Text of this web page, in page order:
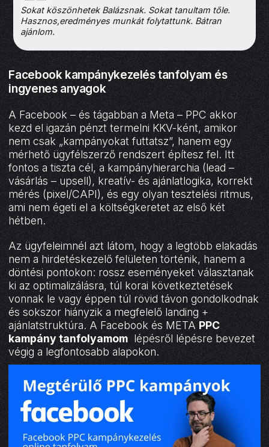
Sokat köszönhetek Balázsnak. Sokat tanultam tőle.
Hasznos,eredményes munkát folytattunk. Bátran
ajánlom.
Facebook kampánykezelés tanfolyam és
ingyenes anyagok
A Facebook – és tágabban a Meta – PPC akkor
kezd el igazán pénzt termelni KKV-ként, amikor
nem csak „kampányokat futtatsz”, hanem egy
mérhető ügyfélszerző rendszert építesz fel. Itt
fontos a tiszta cél, a kampányhierarchia (lead –
vásárlás – upsell), kreatív- és ajánlatlogika, korrekt
mérés (pixel/CAPI), és egy olyan tesztelési ritmus,
ami nem égeti el a költségkeretet az első két
hétben.
Az ügyfeleimnél azt látom, hogy a legtöbb elakadás
nem a hirdetéskezelő felületen történik, hanem a
döntési pontokon: rossz eseményeket választanak
ki az optimalizálásra, túl korai következtetések
vonnak le vagy éppen túl rövid távon gondolkodnak
és sokszor hiányzik a megfelelő landing +
ajánlatstruktúra. A Facebook és META PPC
kampány tanfolyamom lépésről lépésre bevezet
végig a legfontosabb alapokon.